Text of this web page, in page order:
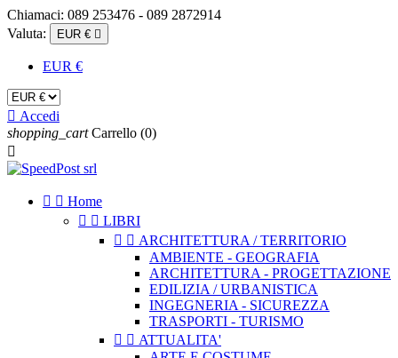
Chiamaci: 089 253476 - 089 2872914
Valuta:
EUR € 
EUR €
 Accedi
shopping_cart Carrello (0)

  Home
  LIBRI
  ARCHITETTURA / TERRITORIO
AMBIENTE - GEOGRAFIA
ARCHITETTURA - PROGETTAZIONE
EDILIZIA / URBANISTICA
INGEGNERIA - SICUREZZA
TRASPORTI - TURISMO
  ATTUALITA'